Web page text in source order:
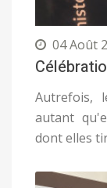
04 Août
Autrefois,
autant
dont elles